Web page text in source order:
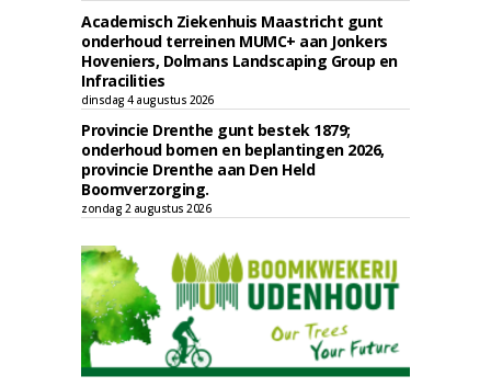
Academisch Ziekenhuis Maastricht gunt
onderhoud terreinen MUMC+ aan Jonkers
Hoveniers, Dolmans Landscaping Group en
Infracilities
dinsdag 4 augustus 2026
Provincie Drenthe gunt bestek 1879;
onderhoud bomen en beplantingen 2026,
provincie Drenthe aan Den Held
Boomverzorging.
zondag 2 augustus 2026